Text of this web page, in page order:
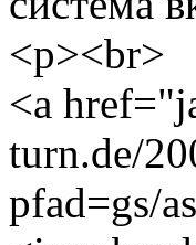
<p><br>
<a
turn.de/
pfad=gs/